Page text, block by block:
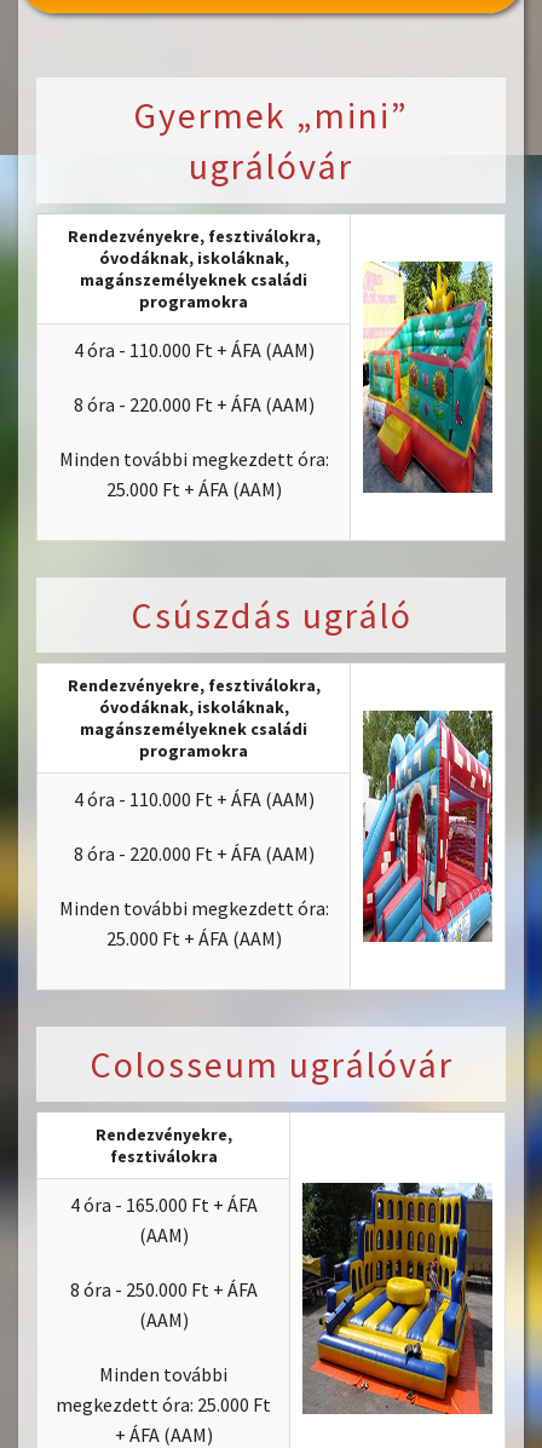
Gyermek „mini”
ugrálóvár
Rendezvényekre, fesztiválokra,
óvodáknak, iskoláknak,
magánszemélyeknek családi
programokra
4 óra - 110.000 Ft + ÁFA (AAM)
8 óra - 220.000 Ft + ÁFA (AAM)
Minden további megkezdett óra:
25.000 Ft + ÁFA (AAM)
Csúszdás ugráló
Rendezvényekre, fesztiválokra,
óvodáknak, iskoláknak,
magánszemélyeknek családi
programokra
4 óra - 110.000 Ft + ÁFA (AAM)
8 óra - 220.000 Ft + ÁFA (AAM)
Minden további megkezdett óra:
25.000 Ft + ÁFA (AAM)
Colosseum ugrálóvár
Rendezvényekre,
fesztiválokra
4 óra - 165.000 Ft + ÁFA
(AAM)
8 óra - 250.000 Ft + ÁFA
(AAM)
Minden további
megkezdett óra: 25.000 Ft
+ ÁFA (AAM)